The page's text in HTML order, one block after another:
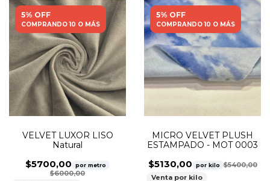
5% OFF
COMPRANDO 10 O MÁS
VELVET LUXOR LISO
Natural
$5700,00 por metro
$6000,00
5% OFF
COMPRANDO 10 O MÁS
MICRO VELVET PLUSH
ESTAMPADO - MOT 0003
$5130,00 por kilo $5400,00
Venta por kilo